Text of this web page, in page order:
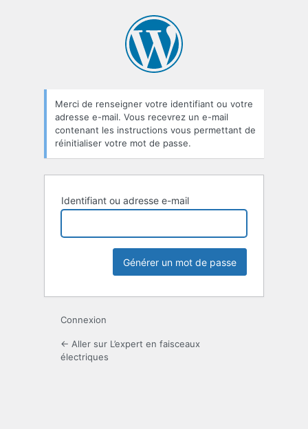
oublié
Merci de renseigner votre identifiant ou votre
adresse e-mail. Vous recevrez un e-mail
contenant les instructions vous permettant de
réinitialiser votre mot de passe.
Identifiant ou adresse e-mail
Connexion
← Aller sur L’expert en faisceaux
électriques